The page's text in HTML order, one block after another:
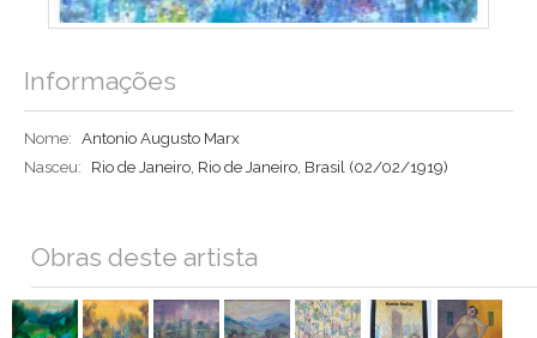
Informações
Nome: Antonio Augusto Marx
Nasceu:
Rio de Janeiro, Rio de Janeiro, Brasil (02/02/1919)
Obras deste artista